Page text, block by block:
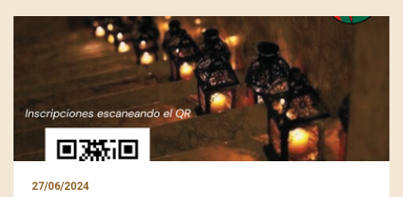
27/06/2024